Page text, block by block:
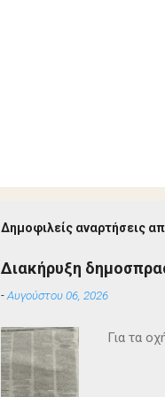
Δημοφιλείς αναρτήσεις
Διακήρυξη
-Αυγούστου 06, 2026
Για τα